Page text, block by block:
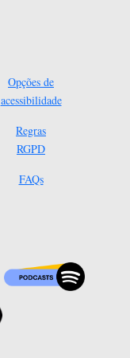
Opções de
acessibilidade
Regras
RGPD
FAQs